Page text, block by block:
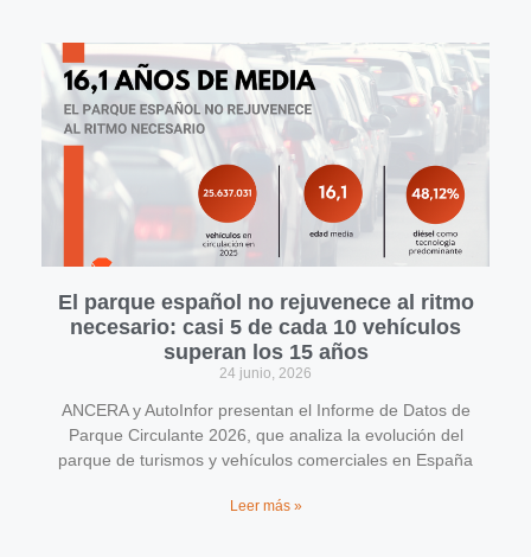
El parque español no rejuvenece al ritmo
necesario: casi 5 de cada 10 vehículos
superan los 15 años
24 junio, 2026
ANCERA y AutoInfor presentan el Informe de Datos de
Parque Circulante 2026, que analiza la evolución del
parque de turismos y vehículos comerciales en España
Leer más »